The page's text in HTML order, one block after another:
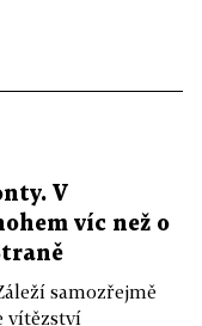
V
víc než o
samozřejmě
vítězství